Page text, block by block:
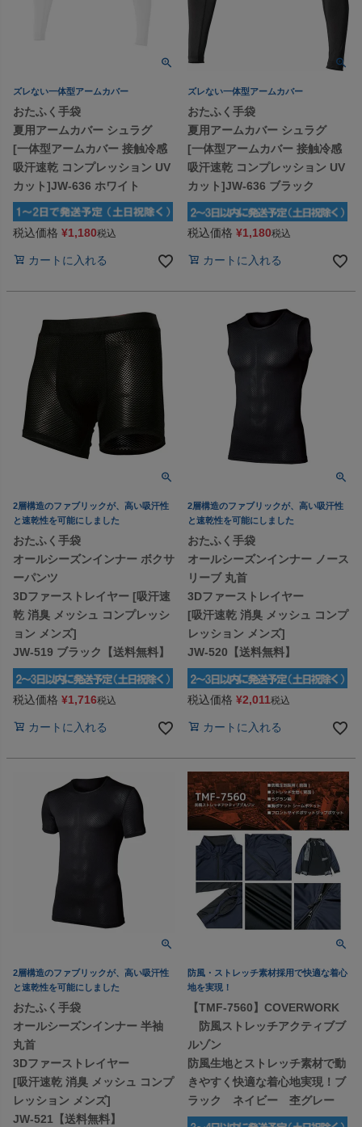
ズレない一体型アームカバー
おたふく手袋
夏用アームカバー シュラグ
[一体型アームカバー 接触冷感
吸汗速乾 コンプレッション UV
カット]JW-636 ホワイト
税込価格 ¥1,180税込
カートに入れる
ズレない一体型アームカバー
おたふく手袋
夏用アームカバー シュラグ
[一体型アームカバー 接触冷感
吸汗速乾 コンプレッション UV
カット]JW-636 ブラック
税込価格 ¥1,180税込
カートに入れる
2層構造のファブリックが、高い吸汗性
と速乾性を可能にしました
おたふく手袋
オールシーズンインナー ボクサ
ーパンツ
3Dファーストレイヤー [吸汗速
乾 消臭 メッシュ コンプレッシ
ョン メンズ]
JW-519 ブラック【送料無料】
税込価格 ¥1,716税込
カートに入れる
2層構造のファブリックが、高い吸汗性
と速乾性を可能にしました
おたふく手袋
オールシーズンインナー ノース
リーブ 丸首
3Dファーストレイヤー
[吸汗速乾 消臭 メッシュ コンプ
レッション メンズ]
JW-520【送料無料】
税込価格 ¥2,011税込
カートに入れる
2層構造のファブリックが、高い吸汗性
と速乾性を可能にしました
おたふく手袋
オールシーズンインナー 半袖
丸首
3Dファーストレイヤー
[吸汗速乾 消臭 メッシュ コンプ
レッション メンズ]
JW-521【送料無料】
防風・ストレッチ素材採用で快適な着心
地を実現！
【TMF-7560】COVERWORK
防風ストレッチアクティブブ
ルゾン
防風生地とストレッチ素材で動
きやすく快適な着心地実現！ブ
ラック ネイビー 杢グレー